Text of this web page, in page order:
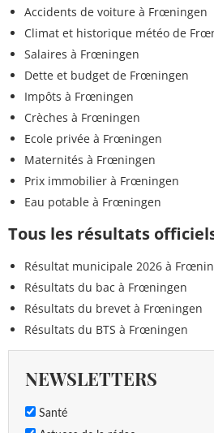
Accidents de voiture à Frœningen
Climat et historique météo de
Salaires à Frœningen
Dette et budget de Frœningen
Impôts à Frœningen
Crèches à Frœningen
Ecole privée à Frœningen
Maternités à Frœningen
Prix immobilier à Frœningen
Eau potable à Frœningen
Tous les résultats
Résultat municipale 2026 à
Résultats du bac à Frœningen
Résultats du brevet à Frœningen
Résultats du BTS à Frœningen
NEWSLETTERS
Santé